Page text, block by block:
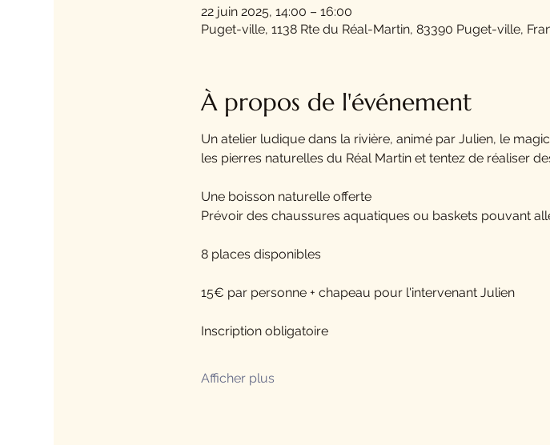
22 juin 2025, 14:00 – 16:00
Puget-ville, 1138 Rte du Réal-Martin, 83390 Puget-ville,
À propos de l'événement
Un atelier ludique dans la rivière, animé par Julien, le
les pierres naturelles du Réal Martin et tentez de réaliser
Une boisson naturelle offerte
Prévoir des chaussures aquatiques ou baskets pouvant
8 places disponibles
15€ par personne + chapeau pour l'intervenant Julien
Inscription obligatoire
Afficher plus